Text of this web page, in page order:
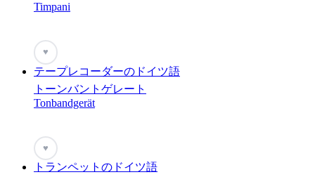
Timpani
♥
テープレコーダーのドイツ語
トーンバントゲレート
Tonbandgerät
♥
トランペットのドイツ語